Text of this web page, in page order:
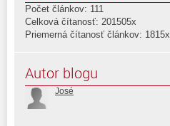
Počet článkov: 111
Celková čítanosť: 201505x
Priemerná čítanosť článkov: 1815x
Autor blogu
José